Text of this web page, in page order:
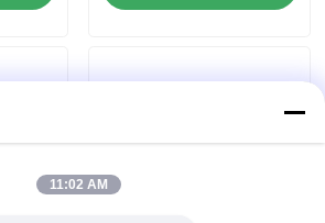
11:02 AM